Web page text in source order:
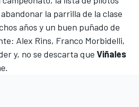
la parrilla de la clase
años y un buen puñado de
Alex Rins, Franco Morbidelli,
y, no se descarta que Viñales